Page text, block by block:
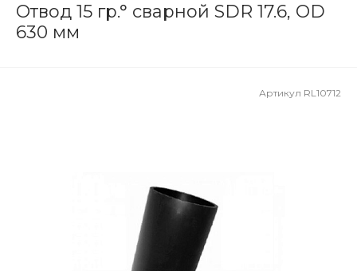
Отвод 15 гр.° сварной SDR 17.6, OD
630 мм
Артикул RL10712